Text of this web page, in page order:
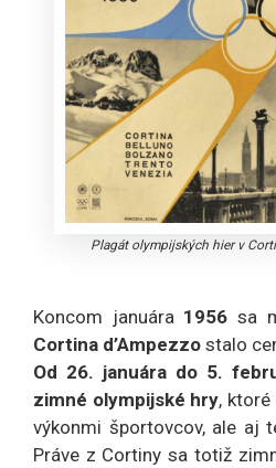
Plagát olympijských hier v
Koncom januára 1956sa
Cortina d’Ampezzo stalo
Od 26. januára do 5.
zimné olympijské hry,
výkonmi športovcov, ale aj
Práve z Cortiny sa totiž